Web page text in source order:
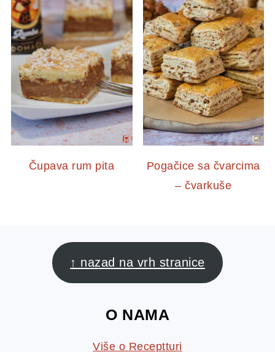
Čupava rum pita
Pogačice sa čvarcima
– čvarkuše
FOOTER
↑ nazad na vrh stranice
O NAMA
Više o Receptturi